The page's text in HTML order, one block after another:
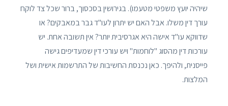
שיהיה יועץ משפטי מטעמו). בגירושין בסכסוך, ברור שכל צד לוקח
עורך דין משלו. אבל האם יש יתרון לעו"ד גבר במאבקים? או
שדווקא עו"ד אישה היא אגרסיבית יותר? אין תשובה אחת. יש
עורכות דין מהסוג "לוחמות" ויש עורכי דין שמעדיפים גישה
פייסנית, ולהיפך. כאן נכנסת החשיבות של התרשמות אישית ושל
המלצות.